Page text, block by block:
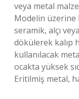
veya metal
Modelin üzerine
seramik, alçı
dökülerek kalıp
kullanılacak
ocakta yüksek
Eritilmiş metal,